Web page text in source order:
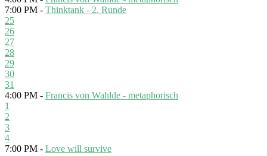
7:00 PM - Thinktank - 2. Runde
25
26
27
28
29
30
31
4:00 PM - Francis von Wahlde - metaphorisch
1
2
3
4
7:00 PM - Love will survive